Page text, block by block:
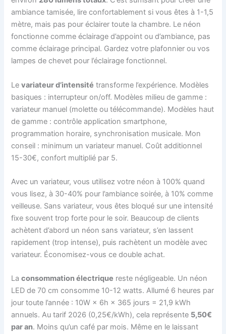
ambiance tamisée, lire confortablement si vous êtes à 1-1,5
mètre, mais pas pour éclairer toute la chambre. Le néon
fonctionne comme éclairage d’appoint ou d’ambiance, pas
comme éclairage principal. Gardez votre plafonnier ou vos
lampes de chevet pour l’éclairage fonctionnel.
Levariateur d’intensité transforme l’expérience. Modèles
basiques : interrupteur on/off. Modèles milieu de gamme :
variateur manuel (molette ou télécommande). Modèles haut
de gamme : contrôle application smartphone,
programmation horaire, synchronisation musicale. Mon
conseil : minimum un variateur manuel. Coût additionnel
15-30€, confort multiplié par 5.
Avec un variateur, vous utilisez votre néon à 100% quand
vous lisez, à 30-40% pour l’ambiance soirée, à 10% comme
veilleuse. Sans variateur, vous êtes bloqué sur une intensité
fixe souvent trop forte pour le soir. Beaucoup de clients
achètent d’abord un néon sans variateur, s’en lassent
rapidement (trop intense), puis rachètent un modèle avec
variateur. Économisez-vous ce double achat.
Laconsommation électrique reste négligeable. Un néon
LED de 70 cm consomme 10-12 watts. Allumé 6 heures par
jour toute l’année : 10W × 6h × 365 jours = 21,9 kWh
annuels. Au tarif 2026 (0,25€/kWh), cela représente 5,50€
par an. Moins qu’un café par mois. Même en le laissant